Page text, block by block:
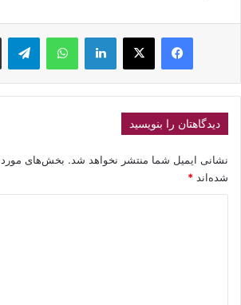
فیسبوکایکس لینکداین واتس آپ
دیدگاهتان را بنویسید
نشانی ایمیل شما منتشر نخواهد شد. بخش‌های
شده‌اند *